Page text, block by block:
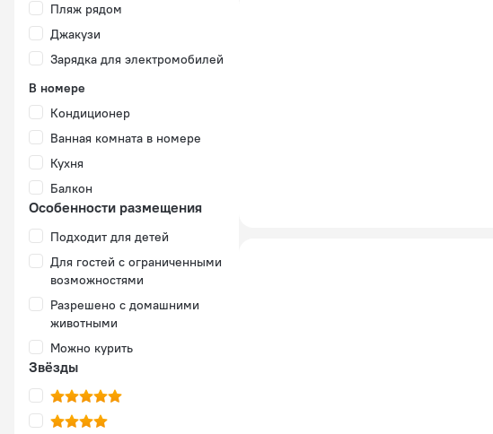
Пляж рядом
Джакузи
Зарядка для электромобилей
В номере
Кондиционер
Ванная комната в номере
Кухня
Балкон
Особенности размещения
Подходит для детей
Для гостей с ограниченными
возможностями
Разрешено с домашними
животными
Можно курить
Звёзды